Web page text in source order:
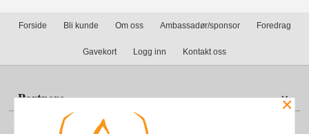
Forside Bli kunde Om oss Ambassadør/sponsor Foredrag
Gavekort Logg inn Kontakt oss
Partnere
Din konto
×